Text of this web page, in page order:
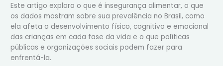
Este artigo explora o que é insegurança alimentar, o que
os dados mostram sobre sua prevalência no Brasil, como
ela afeta o desenvolvimento físico, cognitivo e emocional
das crianças em cada fase da vida e o que políticas
públicas e organizações sociais podem fazer para
enfrentá-la.